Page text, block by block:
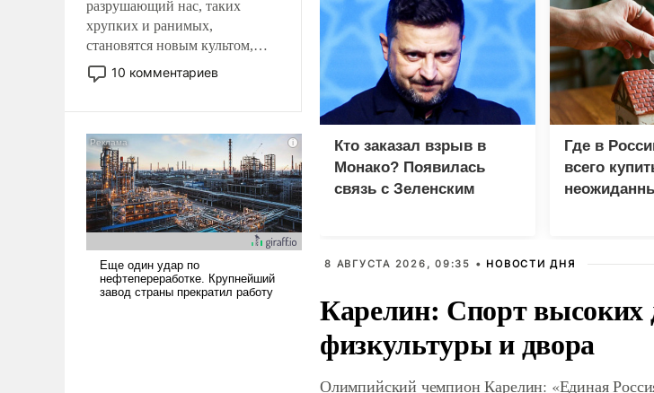
разрушающий нас, таких
хрупких и ранимых,
становятся новым культом,
постепенно вытесняя и
отменяя традиционное
ударами судьбы, брать на себя
ответственность, помогать
слабым, идти вперед и
адаптироваться.
10 комментариев
Кто заказал взрыв в
Монако? Появилась
связь с Зеленским
Где в
всего
8 АВГУСТА 2026, 09:35 • НОВОСТИ ДНЯ
Карелин: Спорт высоких
физкультуры и двора
Олимпийский чемпион Карелин: «Единая